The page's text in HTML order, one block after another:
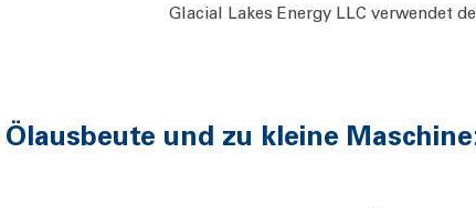
Glacial Lakes Energy LLC verwendet
und zu kleine